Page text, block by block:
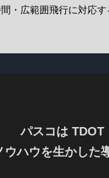
・広範囲飛行に対応
パスコは TDOT
ウハウを生かした